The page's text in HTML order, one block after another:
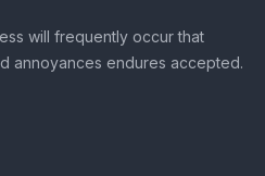
will frequently occur that
annoyances endures accepted.